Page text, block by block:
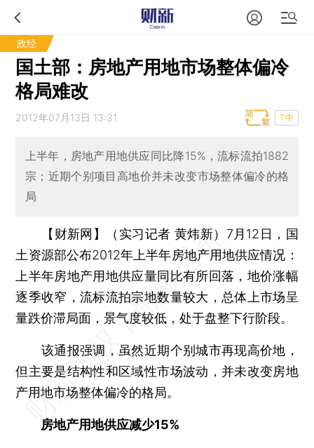
政经
国土部：房地产用地市场整体偏冷
格局难改
2012年07月13日 13:31 T中
上半年，房地产用地供应同比降15%，流标流拍1882
宗；近期个别项目高地价并未改变市场整体偏冷的格
局
【财新网】（实习记者 黄炜新） 7月12日，国
土资源部公布2012年上半年房地产用地供应情况：
上半年房地产用地供应量同比有所回落，地价涨幅
逐季收窄，流标流拍宗地数量较大，总体上市场呈
量跌价滞局面，景气度较低，处于盘整下行阶段。
该通报强调，虽然近期个别城市再现高价地，
但主要是结构性和区域性市场波动，并未改变房地
产用地市场整体偏冷的格局。
房地产用地供应减少15%